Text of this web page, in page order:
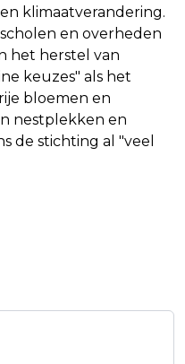
klimaatverandering.
en overheden
het herstel van
keuzes" als het
bloemen en
nestplekken en
de stichting al "veel
VLOG
MAG NIET
OVER